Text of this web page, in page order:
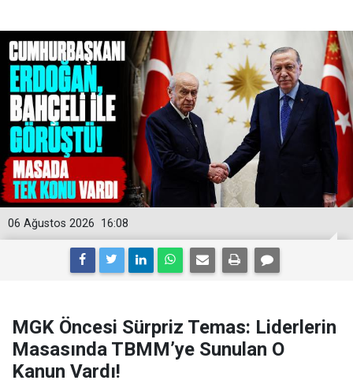
16:08
06 Ağustos 2026
MGK Öncesi Sürpriz Temas: Liderlerin
Masasında TBMM’ye Sunulan O
Kanun Vardı!